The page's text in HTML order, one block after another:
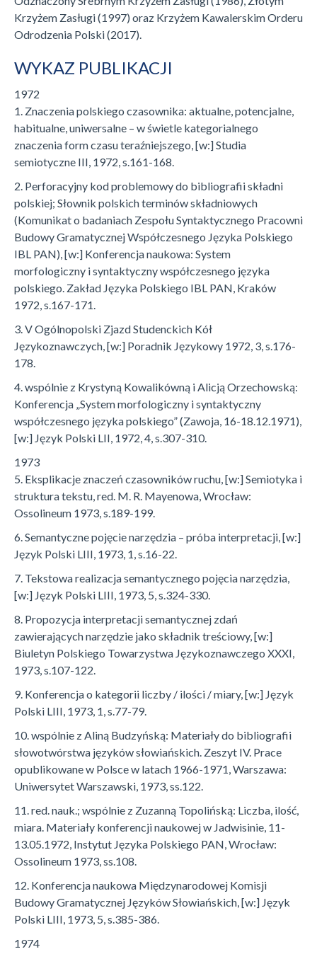
Krzyżem Zasługi (1997) oraz Krzyżem Kawalerskim Orderu
Odrodzenia Polski (2017).
WYKAZ PUBLIKACJI
1972
1. Znaczenia polskiego czasownika: aktualne, potencjalne,
habitualne, uniwersalne – w świetle kategorialnego
znaczenia form czasu teraźniejszego, [w:] Studia
semiotyczne III, 1972, s.161-168.
2. Perforacyjny kod problemowy do bibliografii składni
polskiej; Słownik polskich terminów składniowych
(Komunikat o badaniach Zespołu Syntaktycznego Pracowni
Budowy Gramatycznej Współczesnego Języka Polskiego
IBL PAN), [w:] Konferencja naukowa: System
morfologiczny i syntaktyczny współczesnego języka
polskiego. Zakład Języka Polskiego IBL PAN, Kraków
1972, s.167-171.
3. V Ogólnopolski Zjazd Studenckich Kół
Językoznawczych, [w:] Poradnik Językowy 1972, 3, s.176-
178.
4. wspólnie z Krystyną Kowalikówną i Alicją Orzechowską:
Konferencja „System morfologiczny i syntaktyczny
współczesnego języka polskiego” (Zawoja, 16-18.12.1971),
[w:] Język Polski LII, 1972, 4, s.307-310.
1973
5. Eksplikacje znaczeń czasowników ruchu, [w:] Semiotyka i
struktura tekstu, red. M. R. Mayenowa, Wrocław:
Ossolineum 1973, s.189-199.
6. Semantyczne pojęcie narzędzia – próba interpretacji, [w:]
Język Polski LIII, 1973, 1, s.16-22.
7. Tekstowa realizacja semantycznego pojęcia narzędzia,
[w:] Język Polski LIII, 1973, 5, s.324-330.
8. Propozycja interpretacji semantycznej zdań
zawierających narzędzie jako składnik treściowy, [w:]
Biuletyn Polskiego Towarzystwa Językoznawczego XXXI,
1973, s.107-122.
9. Konferencja o kategorii liczby / ilości / miary, [w:] Język
Polski LIII, 1973, 1, s.77-79.
10. wspólnie z Aliną Budzyńską: Materiały do bibliografii
słowotwórstwa języków słowiańskich. Zeszyt IV. Prace
opublikowane w Polsce w latach 1966-1971, Warszawa:
Uniwersytet Warszawski, 1973, ss.122.
11. red. nauk.; wspólnie z Zuzanną Topolińską: Liczba, ilość,
miara. Materiały konferencji naukowej w Jadwisinie, 11-
13.05.1972, Instytut Języka Polskiego PAN, Wrocław:
Ossolineum 1973, ss.108.
12. Konferencja naukowa Międzynarodowej Komisji
Budowy Gramatycznej Języków Słowiańskich, [w:] Język
Polski LIII, 1973, 5, s.385-386.
1974